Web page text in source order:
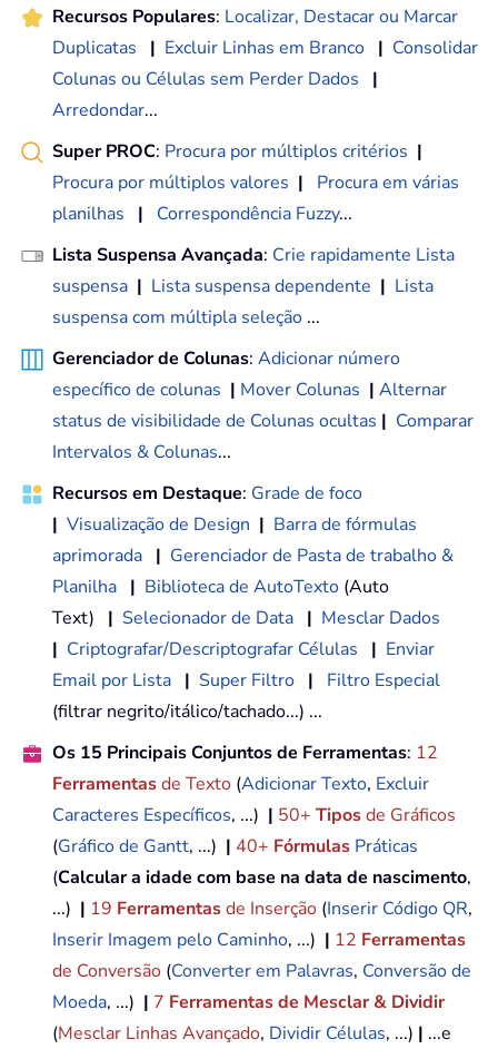
Recursos Populares: Localizar, Destacar ou Marcar
Duplicatas
| Excluir Linhas em Branco | Consolidar
Colunas ou Células sem Perder Dados
|
Arredondar...
Super PROC: Procura por múltiplos critérios |
Procura por múltiplos valores |
Procura em várias
planilhas
| Correspondência Fuzzy...
Lista Suspensa Avançada: Crie rapidamente Lista
suspensa | Lista suspensa dependente | Lista
suspensa com múltipla seleção ...
Gerenciador de Colunas: Adicionar número
específico de colunas | Mover Colunas | Alternar
status de visibilidade de Colunas ocultas | Comparar
Intervalos & Colunas...
Recursos em Destaque: Grade de foco
| Visualização de Design | Barra de fórmulas
aprimorada | Gerenciador de Pasta de trabalho &
Planilha | Biblioteca de AutoTexto (Auto
Text) | Selecionador de Data | Mesclar Dados
| Criptografar/Descriptografar Células | Enviar
Email por Lista | Super Filtro |
Filtro Especial
(filtrar negrito/itálico/tachado...) ...
Os 15 Principais Conjuntos de Ferramentas: 12
Ferramentasde Texto (Adicionar Texto, Excluir
Caracteres Específicos, ...) | 50+ Tiposde Gráficos
(Gráfico de Gantt, ...) | 40+ Fórmulas Práticas
(Calcular a idade com base na data de nascimento,
...) | 19 Ferramentasde Inserção (Inserir Código QR,
Inserir Imagem pelo Caminho, ...) | 12 Ferramentas
de Conversão (Converter em Palavras, Conversão de
Moeda, ...) | 7 Ferramentas de Mesclar & Dividir
(Mesclar Linhas Avançado, Dividir Células, ...) | ...e